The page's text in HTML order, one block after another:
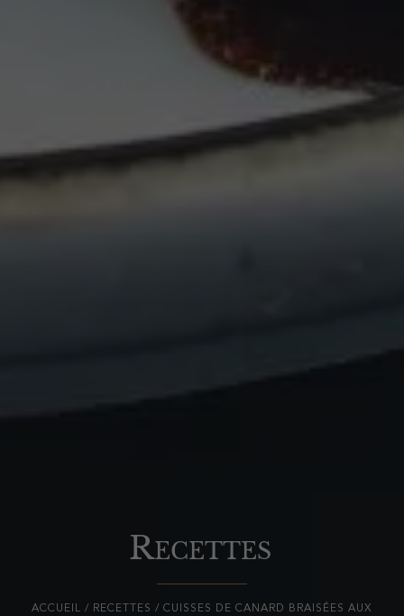
Recettes
ACCUEIL / RECETTES / CUISSES DE CANARD BRAISÉES AUX